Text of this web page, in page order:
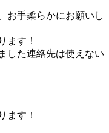
お手柔らかにお願いし
ます！
した連絡先は使えない
ます！